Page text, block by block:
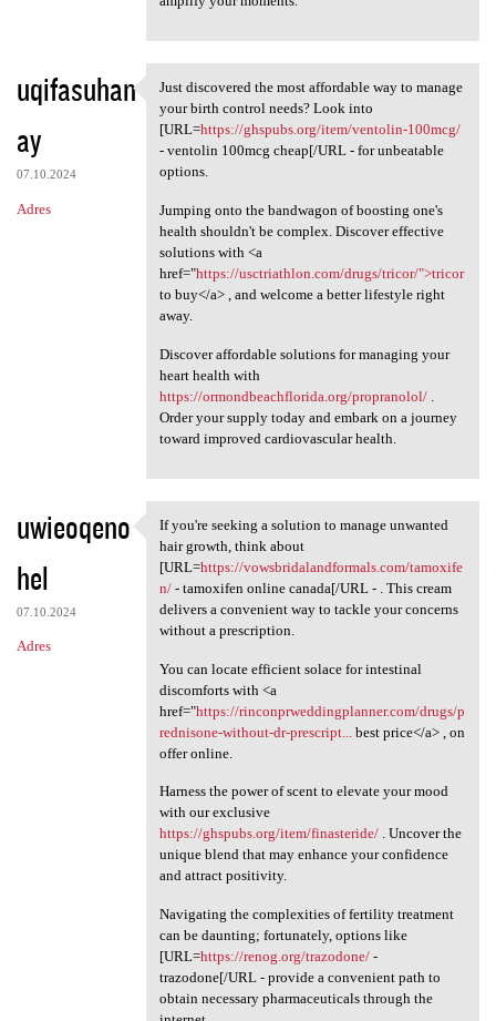
uqifasuhan
ay
07.10.2024
Adres
Just discovered the most
Just discovered the most affordable way to manage
your birth control needs? Look into
[URL=https://ghspubs.org/item/ventolin-100mcg/
- ventolin 100mcg cheap[/URL - for unbeatable
options.
Jumping onto the bandwagon of boosting one's
health shouldn't be complex. Discover effective
solutions with <a
href="https://usctriathlon.com/drugs/tricor/">tricor
to buy</a> , and welcome a better lifestyle right
away.
Discover affordable solutions for managing your
heart health with
https://ormondbeachflorida.org/propranolol/.
Order your supply today and embark on a journey
toward improved cardiovascular health.
uwieoqeno
hel
07.10.2024
Adres
If you're seeking a solution
If you're seeking a solution to manage unwanted
hair growth, think about
[URL=https://vowsbridalandformals.com/tamoxife
n/- tamoxifen online canada[/URL - . This cream
delivers a convenient way to tackle your concerns
without a prescription.
You can locate efficient solace for intestinal
discomforts with <a
href="https://rinconprweddingplanner.com/drugs/p
rednisone-without-dr-prescript...
best price</a> , on
offer online.
Harness the power of scent to elevate your mood
with our exclusive
https://ghspubs.org/item/finasteride/. Uncover the
unique blend that may enhance your confidence
and attract positivity.
Navigating the complexities of fertility treatment
can be daunting; fortunately, options like
[URL=https://renog.org/trazodone/-
trazodone[/URL - provide a convenient path to
obtain necessary pharmaceuticals through the